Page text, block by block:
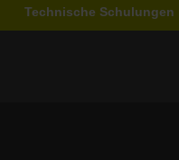
Technische Schulungen